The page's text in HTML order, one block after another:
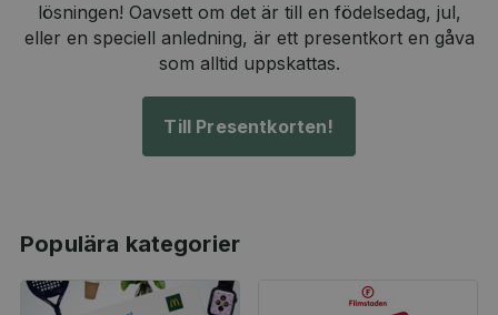
lösningen! Oavsett om det är till en födelsedag, jul,
eller en speciell anledning, är ett presentkort en gåva
som alltid uppskattas.
Till Presentkorten!
Populära kategorier